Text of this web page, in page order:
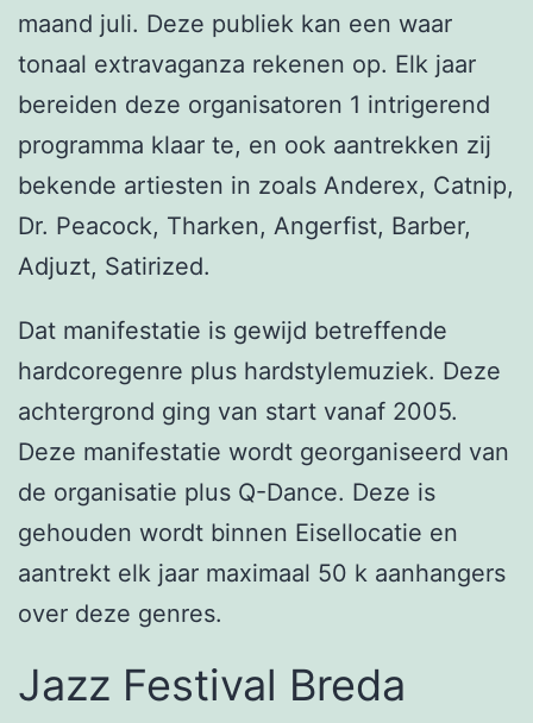
maand juli. Deze publiek kan een waar
tonaal extravaganza rekenen op. Elk jaar
bereiden deze organisatoren 1 intrigerend
programma klaar te, en ook aantrekken zij
bekende artiesten in zoals Anderex, Catnip,
Dr. Peacock, Tharken, Angerfist, Barber,
Adjuzt, Satirized.
Dat manifestatie is gewijd betreffende
hardcoregenre plus hardstylemuziek. Deze
achtergrond ging van start vanaf 2005.
Deze manifestatie wordt georganiseerd van
de organisatie plus Q-Dance. Deze is
gehouden wordt binnen Eisellocatie en
aantrekt elk jaar maximaal 50 k aanhangers
over deze genres.
Jazz Festival Breda